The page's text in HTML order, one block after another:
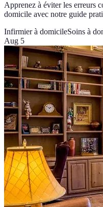
Apprenez à éviter les erreurs
domicile avec notre guide
Infirmier à domicileSoins à
Aug 5